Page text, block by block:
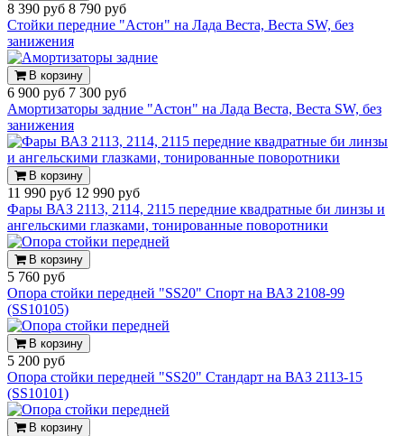
8 390 руб 8 790 руб
Стойки передние "Астон" на Лада Веста, Веста SW, без
занижения
В корзину
6 900 руб 7 300 руб
Амортизаторы задние "Астон" на Лада Веста, Веста SW, без
занижения
В корзину
11 990 руб 12 990 руб
Фары ВАЗ 2113, 2114, 2115 передние квадратные би линзы и
ангельскими глазками, тонированные поворотники
В корзину
5 760 руб
Опора стойки передней "SS20" Спорт на ВАЗ 2108-99
(SS10105)
В корзину
5 200 руб
Опора стойки передней "SS20" Стандарт на ВАЗ 2113-15
(SS10101)
В корзину